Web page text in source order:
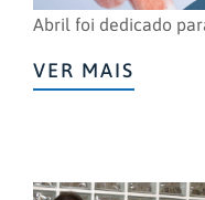
Abril foi dedicado
VER MAIS